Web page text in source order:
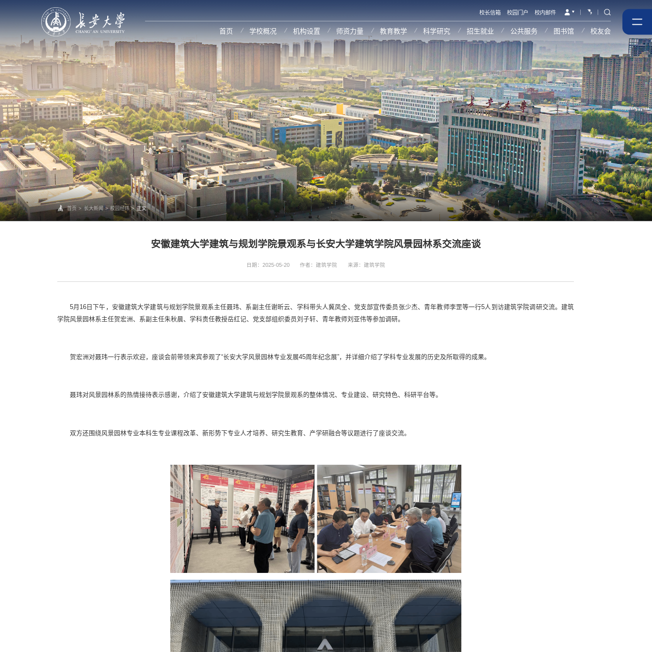
校长信箱 校园门户 校内邮件
首页 学校概况 机构设置 师资力量 教育教学 科学研究 招生就业 公共服务 图书馆 校友会
首页 > 长大新闻 > 校园经纬 > 正文
安徽建筑大学建筑与规划学院景观系与长安大学建筑学院风景园林系交流座谈
日期：2025-05-20 作者：建筑学院 来源：建筑学院
5月16日下午，安徽建筑大学建筑与规划学院景观系主任聂玮、系副主任谢昕云、学科带头人冀凤全、党支部宣传委员张少杰、青年教师李罡等一行5人到访建筑学院调研交流。建筑
学院风景园林系主任贺宏洲、系副主任朱秋晨、学科责任教授岳红记、党支部组织委员刘子轩、青年教师刘亚伟等参加调研。
贺宏洲对聂玮一行表示欢迎，座谈会前带领来宾参观了“长安大学风景园林专业发展45周年纪念展”，并详细介绍了学科专业发展的历史及所取得的成果。
聂玮对风景园林系的热情接待表示感谢，介绍了安徽建筑大学建筑与规划学院景观系的整体情况、专业建设、研究特色、科研平台等。
双方还围绕风景园林专业本科生专业课程改革、新形势下专业人才培养、研究生教育、产学研融合等议题进行了座谈交流。